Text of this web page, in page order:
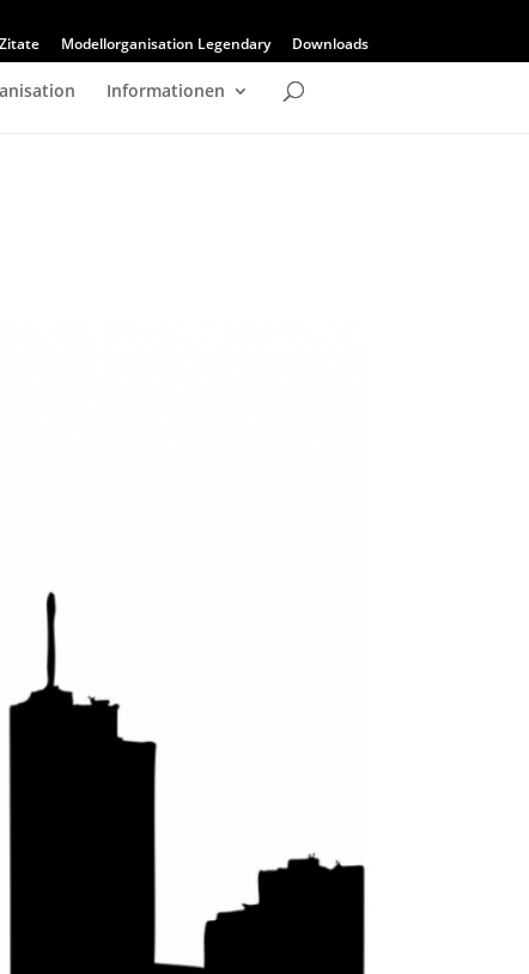
Zitate Modellorganisation Legendary Downloads
Informationen